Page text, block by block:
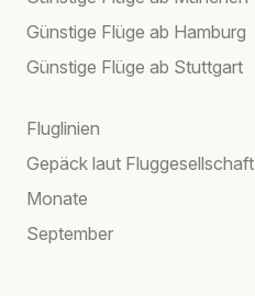
Günstige Flüge ab Hamburg
Günstige Flüge ab Stuttgart
Fluglinien
Gepäck laut Fluggesellschaft
Monate
September